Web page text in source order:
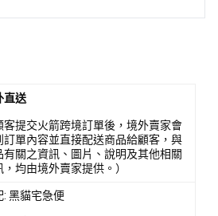
直送
客提交火箭跨境訂單後，境外賣家會
訂單內容並直接配送商品給顧客，與
有關之資訊、圖片、說明及其他相關
，均由境外賣家提供。）
: 黑貓宅急便